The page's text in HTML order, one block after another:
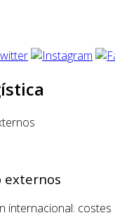
externos